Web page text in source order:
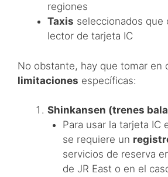
regiones
Taxis seleccionados que
lector de tarjeta IC
No obstante, hay que tomar en
limitaciones específicas:
Shinkansen (trenes
Para usar la tarjeta IC
se requiere un
servicios de reserva
de JR East o en el